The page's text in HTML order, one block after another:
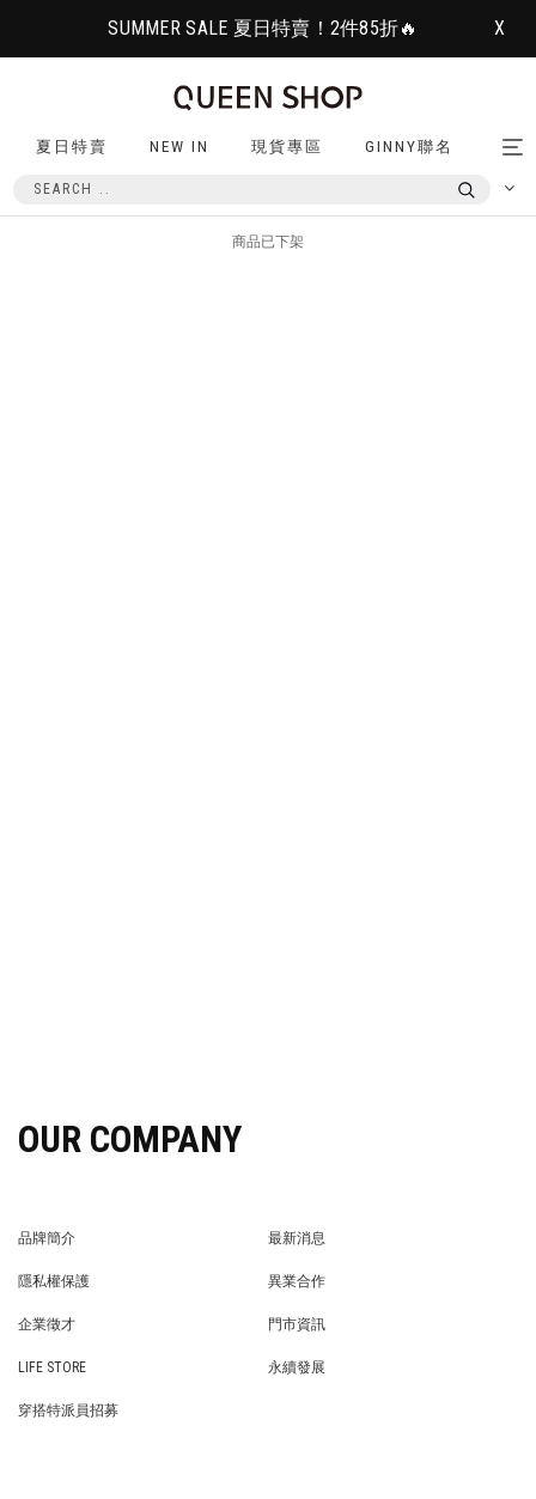
SUMMER SALE 夏日特賣！2件85折🔥 X
夏日特賣 NEW IN 現貨專區 GINNY聯名
商品已下架
OUR COMPANY
品牌簡介
最新消息
隱私權保護
異業合作
企業徵才
門市資訊
LIFE STORE
永續發展
穿搭特派員招募